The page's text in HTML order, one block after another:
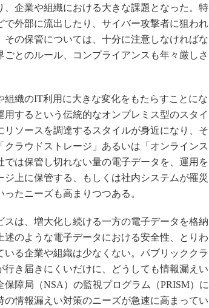
企業や組織における大きな課題となった。特
外部に流出したり、サイバー攻撃者に狙われ
の保管については、十分に注意しなければな
とのルール、コンプライアンスも年々厳しさ
織のIT利用に大きな変化をもたらすことにな
するという伝統的なオンプレミス型のスタイ
ソースを調達するスタイルが身近になり、そ
ラウドストレージ」あるいは「オンラインス
では保管し切れない量の電子データを、運用を
上に保管する、もしくは社内システムが罹災
たニーズも高まりつつある。
は、増大化し続ける一方の電子データを格納
のような電子データにおける安全性、とりわ
る企業や組織は少なくない。パブリッククラ
き届きにくいだけに、どうしても情報漏えい
障局（NSA）の監視プログラム（PRISM）に
情報漏えい対策のニーズが急速に高まってい